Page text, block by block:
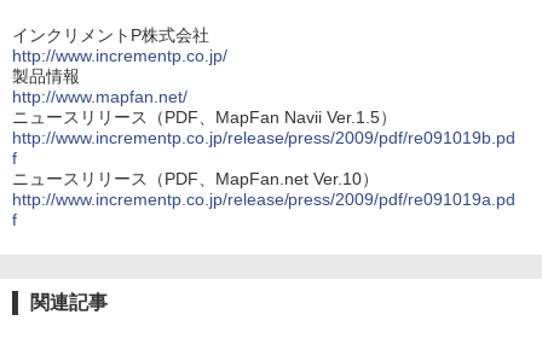
インクリメントP株式会社
http://www.incrementp.co.jp/
製品情報
http://www.mapfan.net/
ニュースリリース（PDF、MapFan Navii Ver.1.5）
http://www.incrementp.co.jp/release/press/2009/pdf/re091019b.pd
f
ニュースリリース（PDF、MapFan.net Ver.10）
http://www.incrementp.co.jp/release/press/2009/pdf/re091019a.pd
f
関連記事